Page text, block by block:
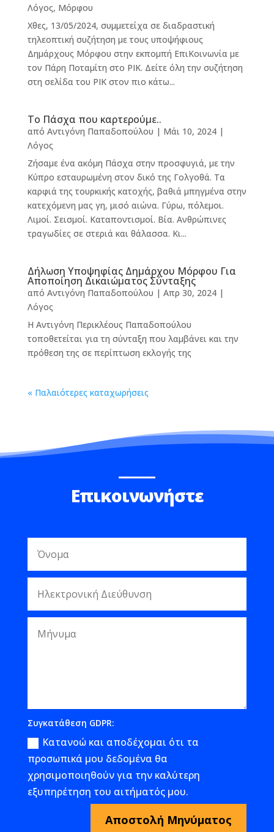
Λόγος, Μόρφου
Χθες, 13/05/2024, συμμετείχα σε διαδραστική
τηλεοπτική συζήτηση με τους υποψήφιους
Δημάρχους Μόρφου στην εκπομπή ΕπιΚοινωνία με
τον Πάρη Ποταμίτη στο ΡΙΚ. Δείτε όλη την συζήτηση
στη σελίδα του ΡΙΚ στον πιο κάτω...
Το Πάσχα που καρτερούμε..
από Αντιγόνη Παπαδοπούλου | Μάι 10, 2024|
Λόγος
Ζήσαμε ένα ακόμη Πάσχα στην προσφυγιά, με την
Κύπρο εσταυρωμένη στον δικό της Γολγοθά. Τα
καρφιά της τουρκικής κατοχής, βαθιά μπηγμένα στην
κατεχόμενη μας γη, μισό αιώνα. Γύρω, πόλεμοι.
Λιμοί. Σεισμοί. Καταποντισμοί. Βία. Ανθρώπινες
τραγωδίες σε στεριά και θάλασσα. Κι...
Δήλωση Υποψηφίας Δημάρχου Μόρφου Για
Αποποίηση Δικαιώματος Σύνταξης
από Αντιγόνη Παπαδοπούλου | Απρ 30, 2024|
Λόγος
Η Αντιγόνη Περικλέους Παπαδοπούλου
τοποθετείται για τη σύνταξη που λαμβάνει και την
πρόθεση της σε περίπτωση εκλογής της
« Παλαιότερες καταχωρήσεις
Επικοινωνήστε
Συγκατάθεση GDPR:
Κατανοώ και αποδέχομαι ότι τα
προσωπικά μου δεδομένα θα
χρησιμοποιηθούν για την καλύτερη
εξυπηρέτηση του αιτήματός μου.
Αποστολή Μηνύματος